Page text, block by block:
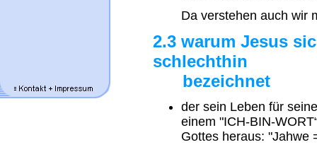
Da verstehen auch wir
2.3 warum Jesus
schlechthin
bezeichnet
der sein Leben für
einem "ICH-BIN-
Gottes heraus: "Jahwe